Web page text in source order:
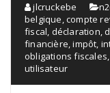
jlcruckebe
belgique,compte
fiscal, déclaration,
financière,impôt,
obligations fiscales
utilisateur